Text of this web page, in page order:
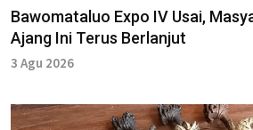
Bawomataluo Expo IV Usai,
Ajang Ini Terus Berlanjut
3 Agu 2026